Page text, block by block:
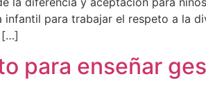
para trabajar el respeto a la
[…]
para enseñar